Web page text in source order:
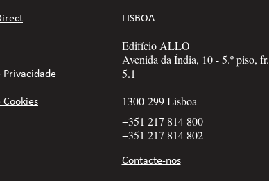
Privacidade
LISBOA
Edifício ALLO
Avenida da Índia, 10 - 5.º piso, fr.
5.1
1300-299 Lisboa
+351 217 814 800
+351 217 814 802
Contacte-nos